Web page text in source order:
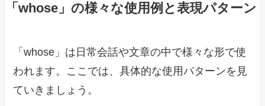
「whose」の様々な使用例と表現パターン
「whose」は日常会話や文章の中で様々な形で使
われます。ここでは、具体的な使用パターンを見
ていきましょう。